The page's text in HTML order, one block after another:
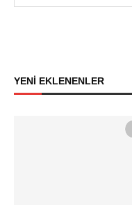
YENİ EKLENENLER